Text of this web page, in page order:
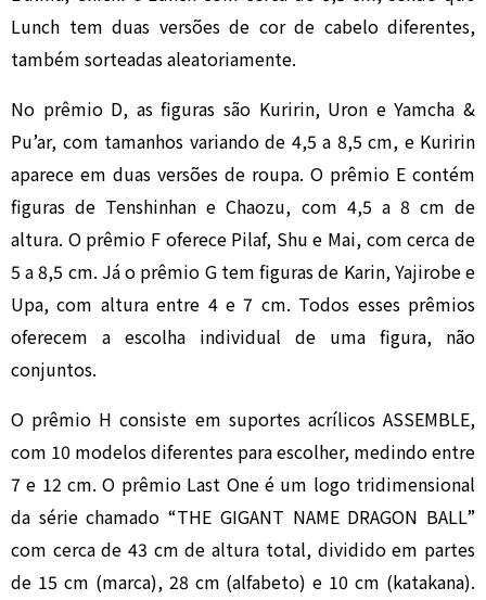
Lunch tem duas versões de cor de cabelo diferentes,
também sorteadas aleatoriamente.
No prêmio D, as figuras são Kuririn, Uron e Yamcha &
Pu’ar, com tamanhos variando de 4,5 a 8,5 cm, e Kuririn
aparece em duas versões de roupa. O prêmio E contém
figuras de Tenshinhan e Chaozu, com 4,5 a 8 cm de
altura. O prêmio F oferece Pilaf, Shu e Mai, com cerca de
5 a 8,5 cm. Já o prêmio G tem figuras de Karin, Yajirobe e
Upa, com altura entre 4 e 7 cm. Todos esses prêmios
oferecem a escolha individual de uma figura, não
conjuntos.
O prêmio H consiste em suportes acrílicos ASSEMBLE,
com 10 modelos diferentes para escolher, medindo entre
7 e 12 cm. O prêmio Last One é um logo tridimensional
da série chamado “THE GIGANT NAME DRAGON BALL”
com cerca de 43 cm de altura total, dividido em partes
de 15 cm (marca), 28 cm (alfabeto) e 10 cm (katakana).